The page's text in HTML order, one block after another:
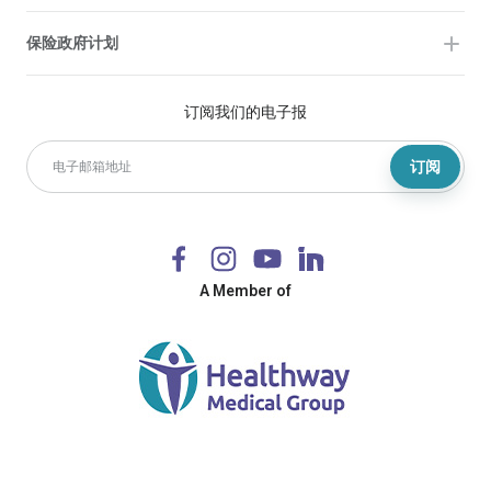
订阅我们的电子报
订阅
A Member of
保险政府计划